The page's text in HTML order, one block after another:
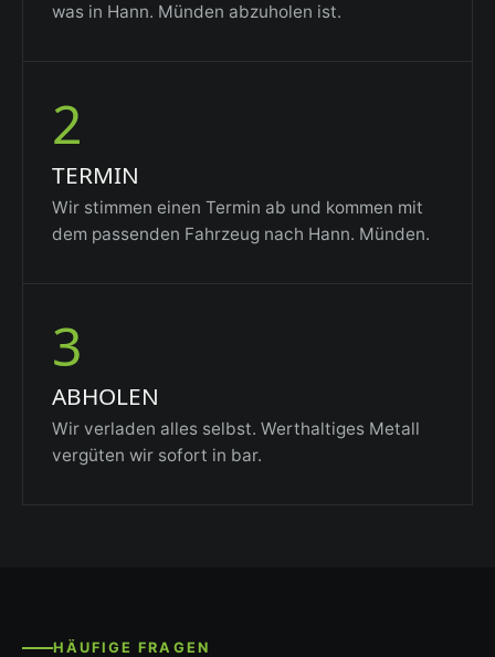
was in Hann. Münden abzuholen ist.
2
TERMIN
Wir stimmen einen Termin ab und kommen mit
dem passenden Fahrzeug nach Hann. Münden.
3
ABHOLEN
Wir verladen alles selbst. Werthaltiges Metall
vergüten wir sofort in bar.
HÄUFIGE FRAGEN